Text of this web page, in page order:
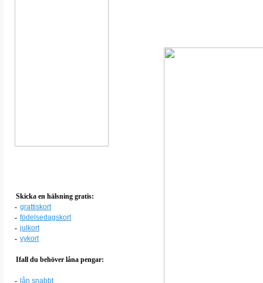
Skicka en hälsning gratis:
- grattiskort
- födelsedagskort
- julkort
- vykort
Ifall du behöver låna pengar:
- lån snabbt